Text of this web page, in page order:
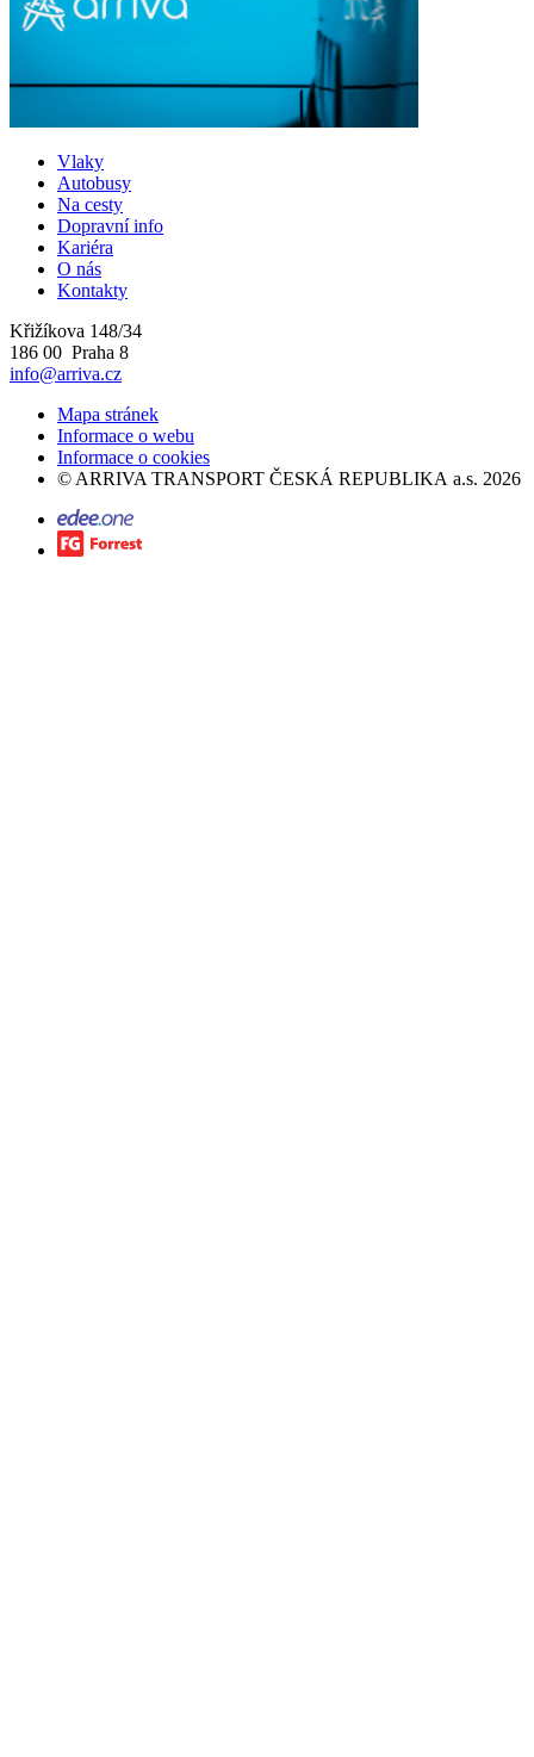
Vlaky
Autobusy
Na cesty
Dopravní info
Kariéra
O nás
Kontakty
Křižíkova 148/34
186 00 Praha 8
info@arriva.cz
Mapa stránek
Informace o webu
Informace o cookies
© ARRIVA TRANSPORT ČESKÁ REPUBLIKA a.s. 2026